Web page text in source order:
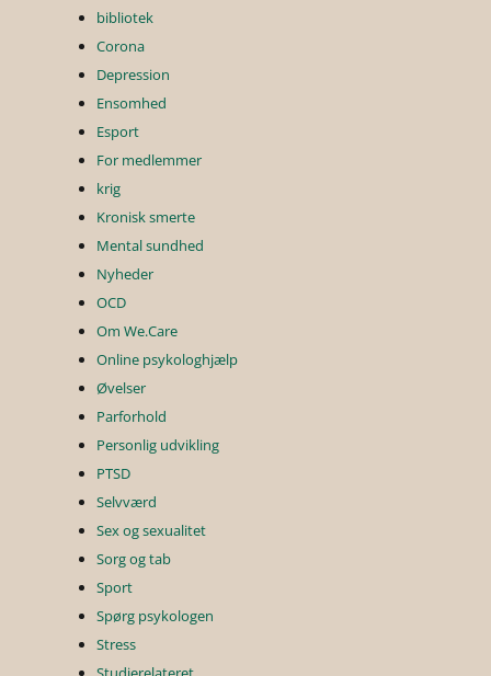
bibliotek
Corona
Depression
Ensomhed
Esport
For medlemmer
krig
Kronisk smerte
Mental sundhed
Nyheder
OCD
Om We.Care
Online psykologhjælp
Øvelser
Parforhold
Personlig udvikling
PTSD
Selvværd
Sex og sexualitet
Sorg og tab
Sport
Spørg psykologen
Stress